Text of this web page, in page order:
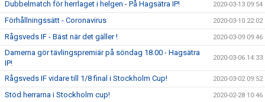
Dubbelmatch för herrlaget i helgen - På Hagsätra IP! 2020-03-13 09:54
Förhållningssätt - Coronavirus 2020-03-10 22:02
Rågsveds IF - Bäst när det gäller ! 2020-03-09 09:46
Damerna gör tävlingspremiär på söndag 18.00 - Hagsätra
IP!
2020-03-06 14:33
Rågsveds IF vidare till 1/8 final i Stockholm Cup! 2020-03-02 09:52
Stöd herrarna i Stockholm cup! 2020-02-28 10:46